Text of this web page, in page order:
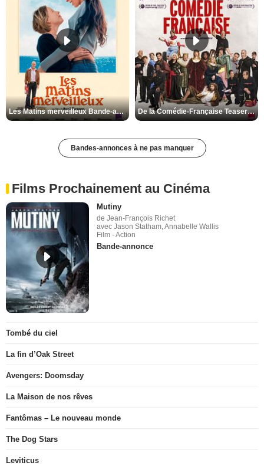
Les Matins merveilleux Bande-annonce VF De la Comédie-Française Teaser VF
Bandes-annonces à ne pas manquer
Films Prochainement au Cinéma
Mutiny
de Jean-François Richet
avec Jason Statham, Annabelle Wallis
Film - Action
Bande-annonce
Tombé du ciel
La fin d’Oak Street
Avengers: Doomsday
La Maison de nos rêves
Fantômas – Le nouveau monde
The Dog Stars
Leviticus